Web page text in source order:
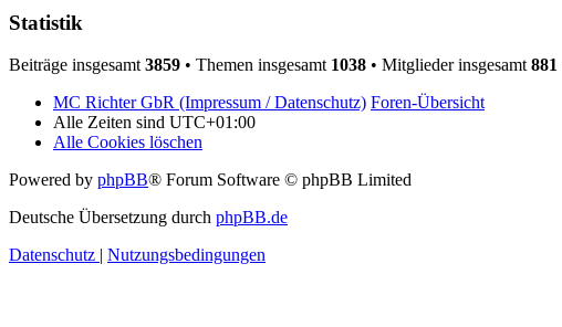
Statistik
Beiträge insgesamt 3859 • Themen insgesamt 1038 • Mitglieder insgesamt 881
MC Richter GbR (Impressum / Datenschutz) Foren-Übersicht
Alle Zeiten sind UTC+01:00
Alle Cookies löschen
Powered by phpBB® Forum Software © phpBB Limited
Deutsche Übersetzung durch phpBB.de
Datenschutz | Nutzungsbedingungen